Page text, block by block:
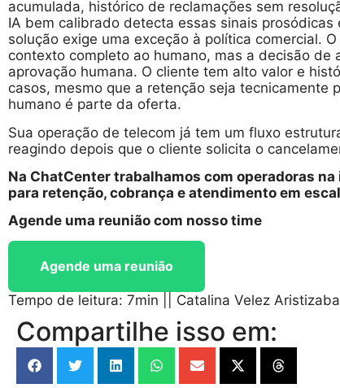
acumulada, histórico de reclamações sem
IA bem calibrado detecta essas sinais
solução exige uma exceção à política comercial.
contexto completo ao humano, mas a decisão
aprovação humana. O cliente tem alto valor e
casos, mesmo que a retenção seja tecnicamente
humano é parte da oferta.
Sua operação de telecom já tem um fluxo
reagindo depois que o cliente solicita o
Na ChatCenter trabalhamos com operadoras
para retenção, cobrança e atendimento em
Agende uma reunião com nosso time
Agende uma reunião
Tempo de leitura: 7min Catalina Velez
Compartilhe isso em: